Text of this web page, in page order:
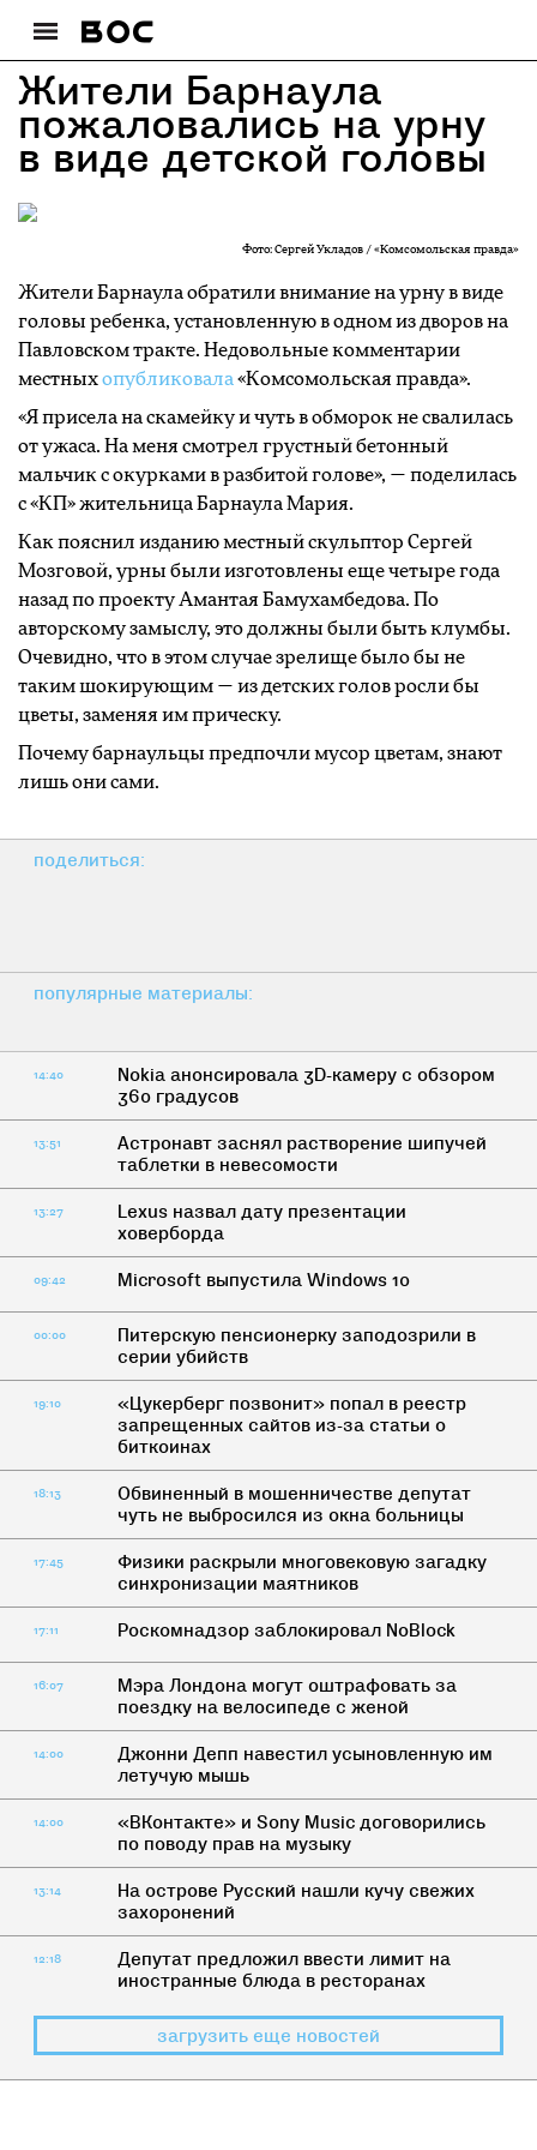
Жители Барнаула
пожаловались на урну
в виде детской головы
Фото: Сергей Укладов / «Комсомольская правда»
Жители Барнаула обратили внимание на урну в виде
головы ребенка, установленную в одном из дворов на
Павловском тракте. Недовольные комментарии
местныхопубликовала «Комсомольская правда».
«Я присела на скамейку и чуть в обморок не свалилась
от ужаса. На меня смотрел грустный бетонный
мальчик с окурками в разбитой голове», — поделилась
с «КП» жительница Барнаула Мария.
Как пояснил изданию местный скульптор Сергей
Мозговой, урны были изготовлены еще четыре года
назад по проекту Амантая Бамухамбедова. По
авторскому замыслу, это должны были быть клумбы.
Очевидно, что в этом случае зрелище было бы не
таким шокирующим — из детских голов росли бы
цветы, заменяя им прическу.
Почему барнаульцы предпочли мусор цветам, знают
лишь они сами.
поделиться:
популярные материалы:
14:40
Nokia анонсировала 3D-камеру с обзором
360 градусов
13:51
Астронавт заснял растворение шипучей
таблетки в невесомости
13:27
Lexus назвал дату презентации
ховерборда
09:42 Microsoft выпустила Windows 10
00:00
Питерскую пенсионерку заподозрили в
серии убийств
19:10
«Цукерберг позвонит» попал в реестр
запрещенных сайтов из-за статьи о
биткоинах
18:13
Обвиненный в мошенничестве депутат
чуть не выбросился из окна больницы
17:45
Физики раскрыли многовековую загадку
синхронизации маятников
17:11 Роскомнадзор заблокировал NoBlock
16:07
Мэра Лондона могут оштрафовать за
поездку на велосипеде с женой
14:00
Джонни Депп навестил усыновленную им
летучую мышь
14:00
«ВКонтакте» и Sony Music договорились
по поводу прав на музыку
13:14
На острове Русский нашли кучу свежих
захоронений
12:18
Депутат предложил ввести лимит на
иностранные блюда в ресторанах
загрузить еще новостей